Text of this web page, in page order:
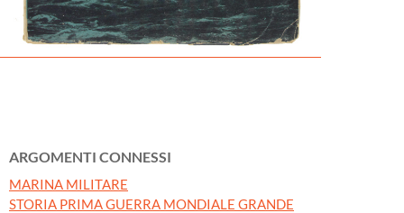
ARGOMENTI CONNESSI
MARINA MILITARE
STORIA PRIMA GUERRA MONDIALE GRANDE